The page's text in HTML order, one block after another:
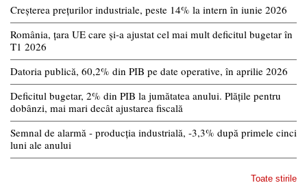
Creșterea prețurilor industriale, peste 14% la intern în iunie 2026
România, țara UE care și-a ajustat cel mai mult deficitul bugetar în
T1 2026
Datoria publică, 60,2% din PIB pe date operative, în aprilie 2026
Deficitul bugetar, 2% din PIB la jumătatea anului. Plățile pentru
dobânzi, mai mari decât ajustarea fiscală
Semnal de alarmă - producția industrială, -3,3% după primele cinci
luni ale anului
Toate stirile